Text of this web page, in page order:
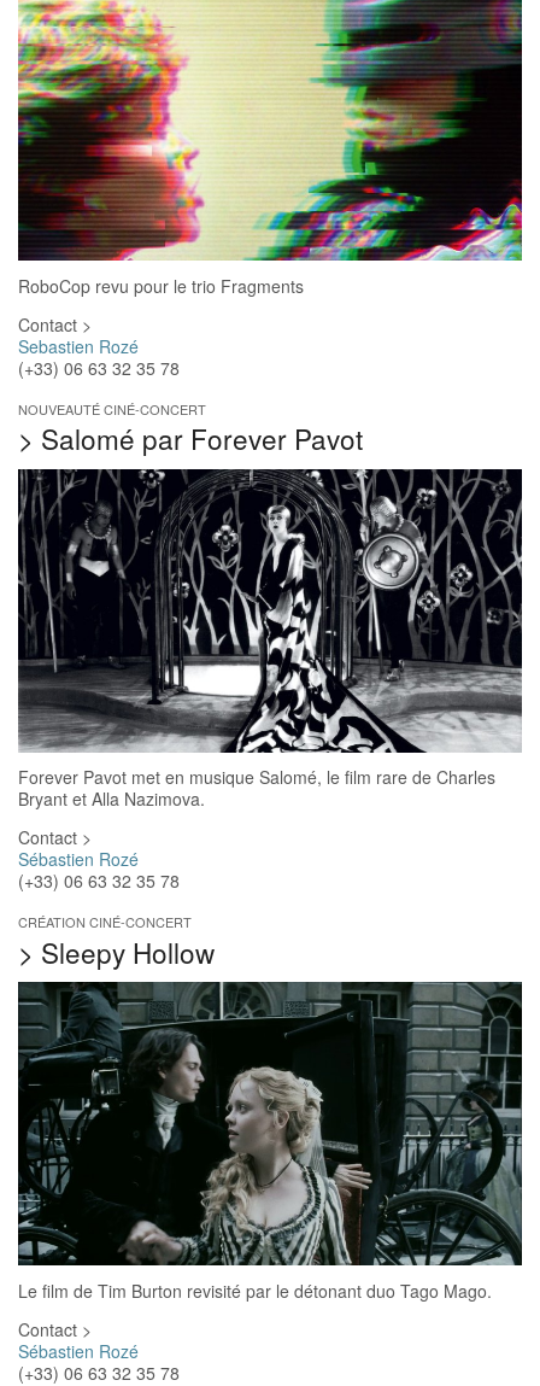
RoboCop revu pour le trio Fragments
Contact >
Sebastien Rozé
(+33) 06 63 32 35 78
NOUVEAUTÉ CINÉ-CONCERT
> Salomé par Forever Pavot
Forever Pavot met en musique Salomé, le film rare de Charles
Bryant et Alla Nazimova.
Contact >
Sébastien Rozé
(+33) 06 63 32 35 78
CRÉATION CINÉ-CONCERT
> Sleepy Hollow
Le film de Tim Burton revisité par le détonant duo Tago Mago.
Contact >
Sébastien Rozé
(+33) 06 63 32 35 78